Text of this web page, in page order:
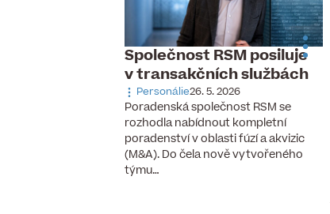
Společnost RSM posiluje
v transakčních službách
Personálie26. 5. 2026
Poradenská společnost RSM se
rozhodla nabídnout kompletní
poradenství v oblasti fúzí a akvizic
(M&A). Do čela nově vytvořeného
týmu…